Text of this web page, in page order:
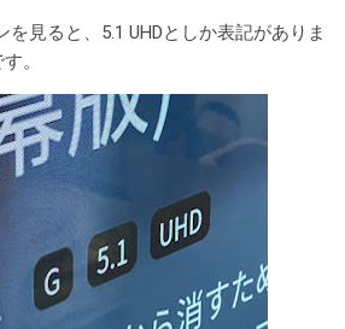
を見ると、5.1 UHDとしか表記がありま
。